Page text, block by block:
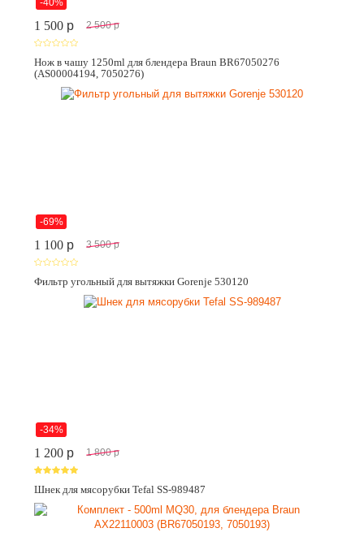
1 500 p 2 500 p
Нож в чашу 1250ml для блендера Braun BR67050276
(AS00004194, 7050276)
-69%
1 100 p 3 500 p
Фильтр угольный для вытяжки Gorenje 530120
-34%
1 200 p 1 800 p
Шнек для мясорубки Tefal SS-989487